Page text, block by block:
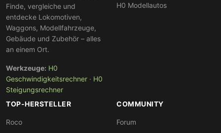
Finde, vergleiche und
entdecke Lokomotiven,
Waggons, Modellfahrzeuge,
Gebäude und Zubehör – alles
an einem Ort.
Werkzeuge: H0
Geschwindigkeitsrechner · H0
Steigungsrechner
H0 Modellautos
TOP-HERSTELLER
Roco
COMMUNITY
Forum